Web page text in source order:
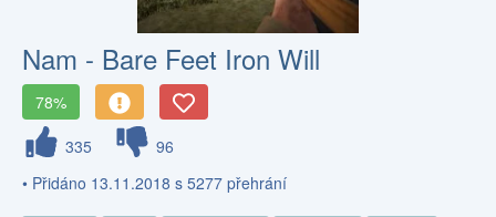
Nam - Bare Feet Iron Will
78%
335
96
• Přidáno 13.11.2018 s 5277 přehrání